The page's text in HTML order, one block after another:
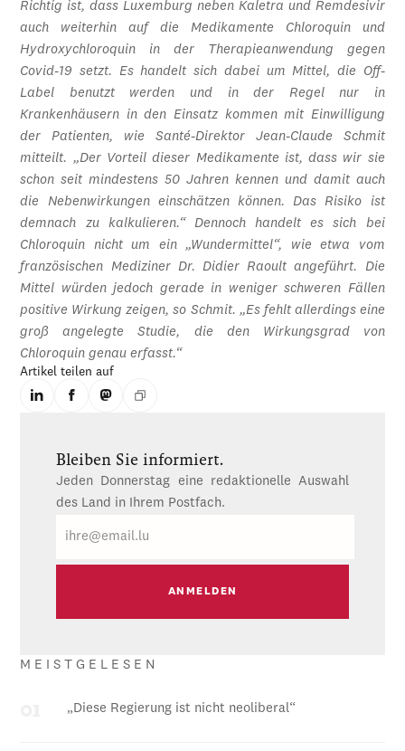
Richtig ist, dass Luxemburg neben Kaletra und Remdesivir
auch weiterhin auf die Medikamente Chloroquin und
Hydroxychloroquin in der Therapieanwendung gegen
Covid-19 setzt. Es handelt sich dabei um Mittel, die Off-
Label benutzt werden und in der Regel nur in
Krankenhäusern in den Einsatz kommen mit Einwilligung
der Patienten, wie Santé-Direktor Jean-Claude Schmit
mitteilt. „Der Vorteil dieser Medikamente ist, dass wir sie
schon seit mindestens 50 Jahren kennen und damit auch
die Nebenwirkungen einschätzen können. Das Risiko ist
demnach zu kalkulieren.“ Dennoch handelt es sich bei
Chloroquin nicht um ein „Wundermittel“, wie etwa vom
französischen Mediziner Dr. Didier Raoult angeführt. Die
Mittel würden jedoch gerade in weniger schweren Fällen
positive Wirkung zeigen, so Schmit. „Es fehlt allerdings eine
groß angelegte Studie, die den Wirkungsgrad von
Chloroquin genau erfasst.“
Artikel teilen auf
Bleiben Sie informiert.
Jeden Donnerstag eine redaktionelle Auswahl
des Land in Ihrem Postfach.
Mail
MEISTGELESEN
„Diese Regierung ist nicht neoliberal“